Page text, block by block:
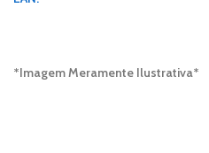
*Imagem Meramente Ilustrativa*